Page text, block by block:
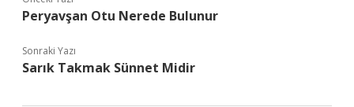
Peryavşan Otu Nerede Bulunur
Sonraki Yazı
Sarık Takmak Sünnet Midir